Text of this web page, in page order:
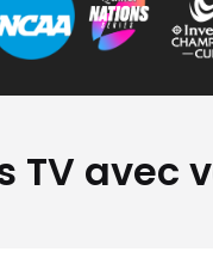
TV avec